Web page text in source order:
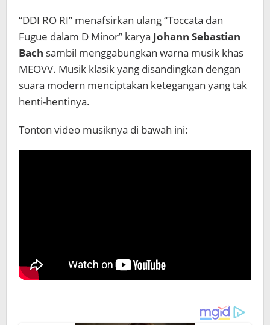
“DDI RO RI” menafsirkan ulang “Toccata dan
Fugue dalam D Minor” karya Johann Sebastian
Bach sambil menggabungkan warna musik khas
MEOVV. Musik klasik yang disandingkan dengan
suara modern menciptakan ketegangan yang tak
henti-hentinya.
Tonton video musiknya di bawah ini: